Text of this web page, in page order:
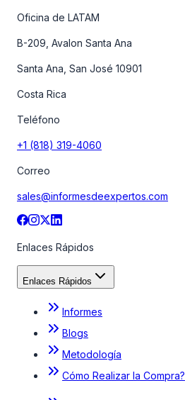
Oficina de LATAM
B-209, Avalon Santa Ana
Santa Ana, San José 10901
Costa Rica
Teléfono
+1 (818) 319-4060
Correo
sales@informesdeexpertos.com
Enlaces Rápidos
Enlaces Rápidos
Informes
Blogs
Metodología
Cómo Realizar la Compra?